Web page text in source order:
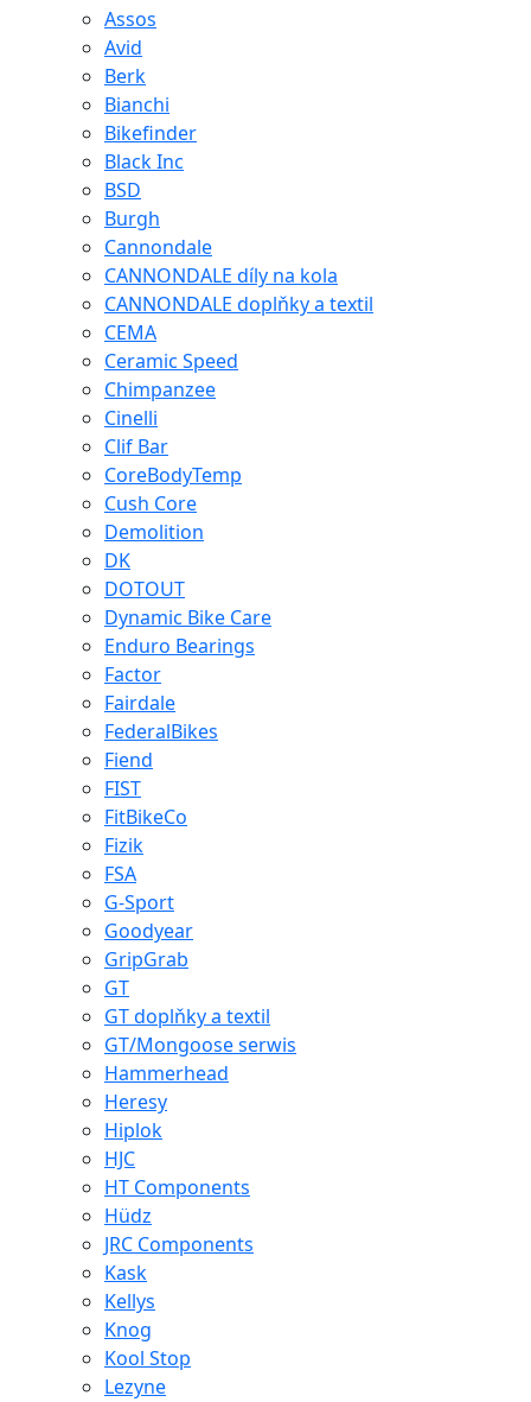
Assos
Avid
Berk
Bianchi
Bikefinder
Black Inc
BSD
Burgh
Cannondale
CANNONDALE díly na kola
CANNONDALE doplňky a textil
CEMA
Ceramic Speed
Chimpanzee
Cinelli
Clif Bar
CoreBodyTemp
Cush Core
Demolition
DK
DOTOUT
Dynamic Bike Care
Enduro Bearings
Factor
Fairdale
FederalBikes
Fiend
FIST
FitBikeCo
Fizik
FSA
G-Sport
Goodyear
GripGrab
GT
GT doplňky a textil
GT/Mongoose serwis
Hammerhead
Heresy
Hiplok
HJC
HT Components
Hüdz
JRC Components
Kask
Kellys
Knog
Kool Stop
Lezyne